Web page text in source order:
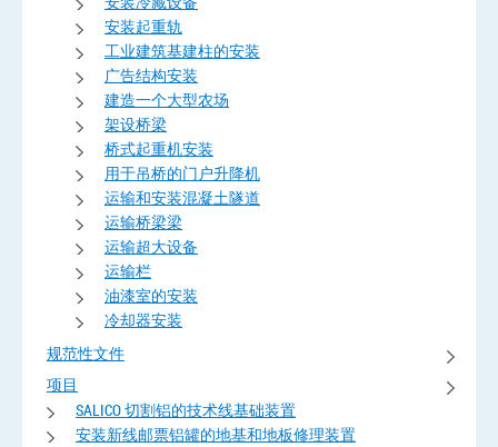
安装起重轨
工业建筑基建柱的安装
广告结构安装
建造一个大型农场
架设桥梁
桥式起重机安装
用于吊桥的门户升降机
运输和安装混凝土隧道
运输桥梁梁
运输超大设备
运输栏
油漆室的安装
冷却器安装
规范性文件
项目
SALICO 切割铝的技术线基础装置
安装新线邮票铝罐的地基和地板修理装置